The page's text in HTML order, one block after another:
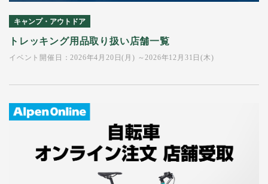
キャンプ・アウトドア
トレッキング用品取り扱い店舗一覧
イベント開催日：2026年4月20日(月) ～2026年12月31日(木)